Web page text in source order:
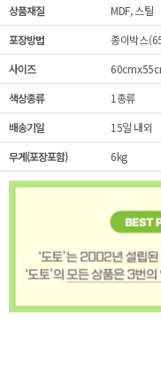
상품재질
MDF, 스틸
포장방법
종이박스
사이즈
색상종류
1종류
배송기일
15일 내외
무게(포장포함)
6kg